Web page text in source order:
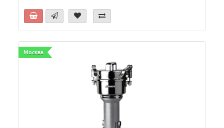
Москва